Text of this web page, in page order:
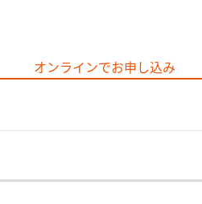
オンラインでお申し込み